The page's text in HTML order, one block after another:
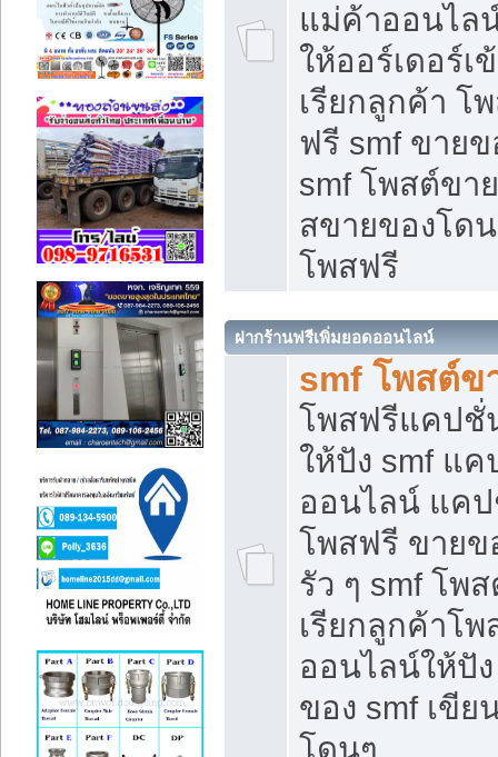
แม่ค้าออนไล
ให้ออร์เดอร์เ
เรียกลูกค้า โ
ฟรี smf ขาย
smf โพสต์ขา
สขายของโด
โพสฟรี
ฝากร้านฟรีเพิ่มยอดออนไลน์
smf โพสต์ข
โพสฟรีแคปชั่
ให้ปัง smf แ
ออนไลน์ แค
โพสฟรี ขายข
รัว ๆ smf โพ
เรียกลูกค้าโ
ออนไลน์ให้ปั
ของ smf เขี
โดนๆ